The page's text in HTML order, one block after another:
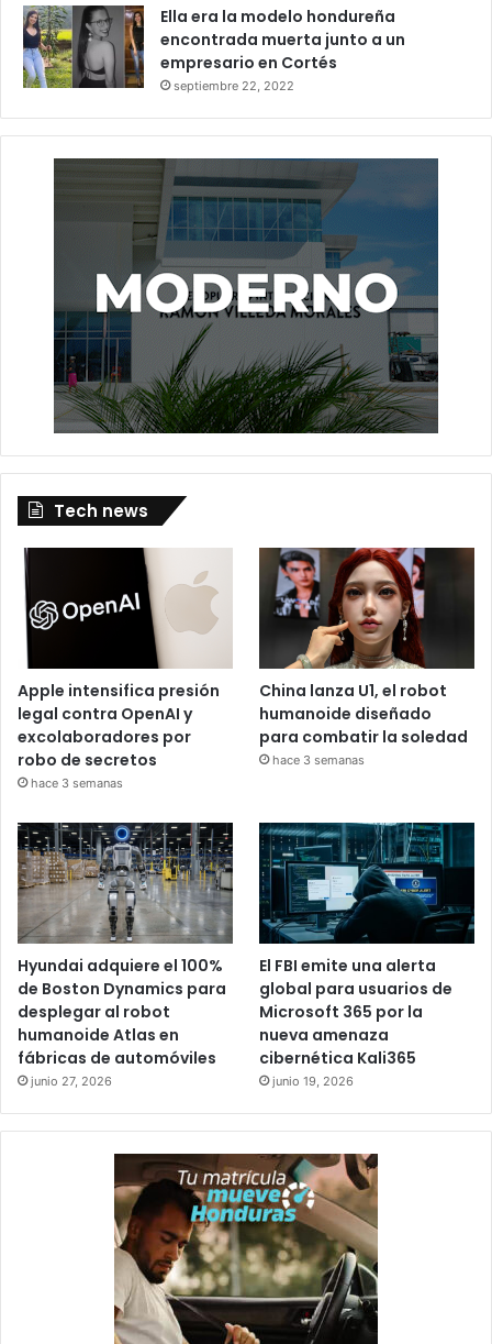
Ella era la modelo hondureña
encontrada muerta junto a un
empresario en Cortés
septiembre 22, 2022
Tech news
Apple intensifica presión
legal contra OpenAI y
excolaboradores por
robo de secretos
hace 3 semanas
China lanza U1, el robot
humanoide diseñado
para combatir la soledad
hace 3 semanas
Hyundai adquiere el 100%
de Boston Dynamics para
desplegar al robot
humanoide Atlas en
fábricas de automóviles
junio 27, 2026
El FBI emite una alerta
global para usuarios de
Microsoft 365 por la
nueva amenaza
cibernética Kali365
junio 19, 2026